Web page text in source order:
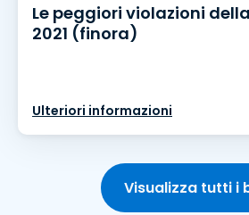
Le peggiori violazioni
2021 (finora)
Ulteriori informazioni
Visualizza tutti i